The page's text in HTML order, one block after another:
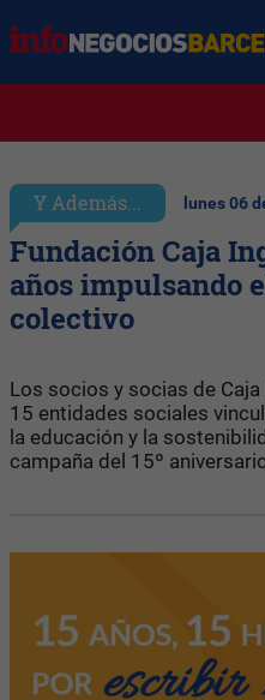
Y Además... lunes 06
Fundación Caja
años impulsando
colectivo
Los socios y socias de
15 entidades sociales
la educación y la
campaña del 15º